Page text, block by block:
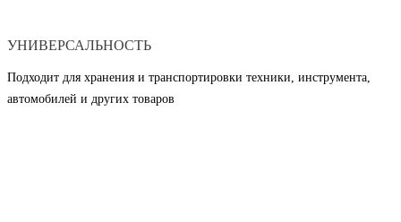
УНИВЕРСАЛЬНОСТЬ
Подходит для хранения и транспортировки техники, инструмента,
автомобилей и других товаров